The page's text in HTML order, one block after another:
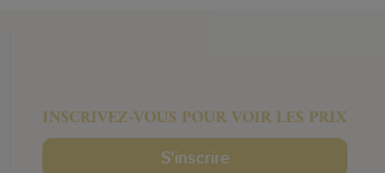
INSCRIVEZ-VOUS POUR VOIR LES PRIX
S'inscrire